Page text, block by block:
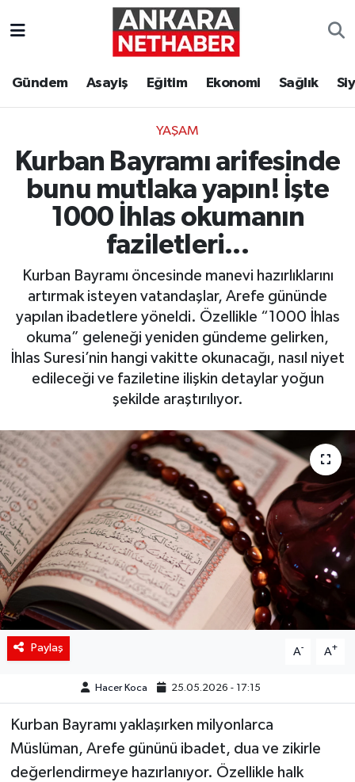
Gündem Asayiş Eğitim Ekonomi Sağlık
YAŞAM
Kurban Bayramı arifesinde
bunu mutlaka yapın! İşte
1000 İhlas okumanın
faziletleri...
Kurban Bayramı öncesinde manevi hazırlıklarını
artırmak isteyen vatandaşlar, Arefe gününde
yapılan ibadetlere yöneldi. Özellikle “1000 İhlas
okuma” geleneği yeniden gündeme gelirken,
İhlas Suresi’nin hangi vakitte okunacağı, nasıl niyet
edileceği ve faziletine ilişkin detaylar yoğun
şekilde araştırılıyor.
Paylaş A- A+
Hacer Koca 25.05.2026 - 17:15
Kurban Bayramı yaklaşırken milyonlarca
Müslüman, Arefe gününü ibadet, dua ve zikirle
değerlendirmeye hazırlanıyor. Özellikle halk
Ekonomi
Gündem
Resmi İlanlar
Sağlık
Siyaset
Teknoloji
Yaşam
Ankara Hava Durumu
Süper Lig Puan Durumu ve Fikstür
Tüm Manşetler
Son Dakika Haberleri